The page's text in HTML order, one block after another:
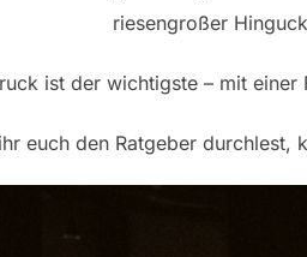
riesengroßer
ist der wichtigste – mit einer
euch den Ratgeber durchlest,